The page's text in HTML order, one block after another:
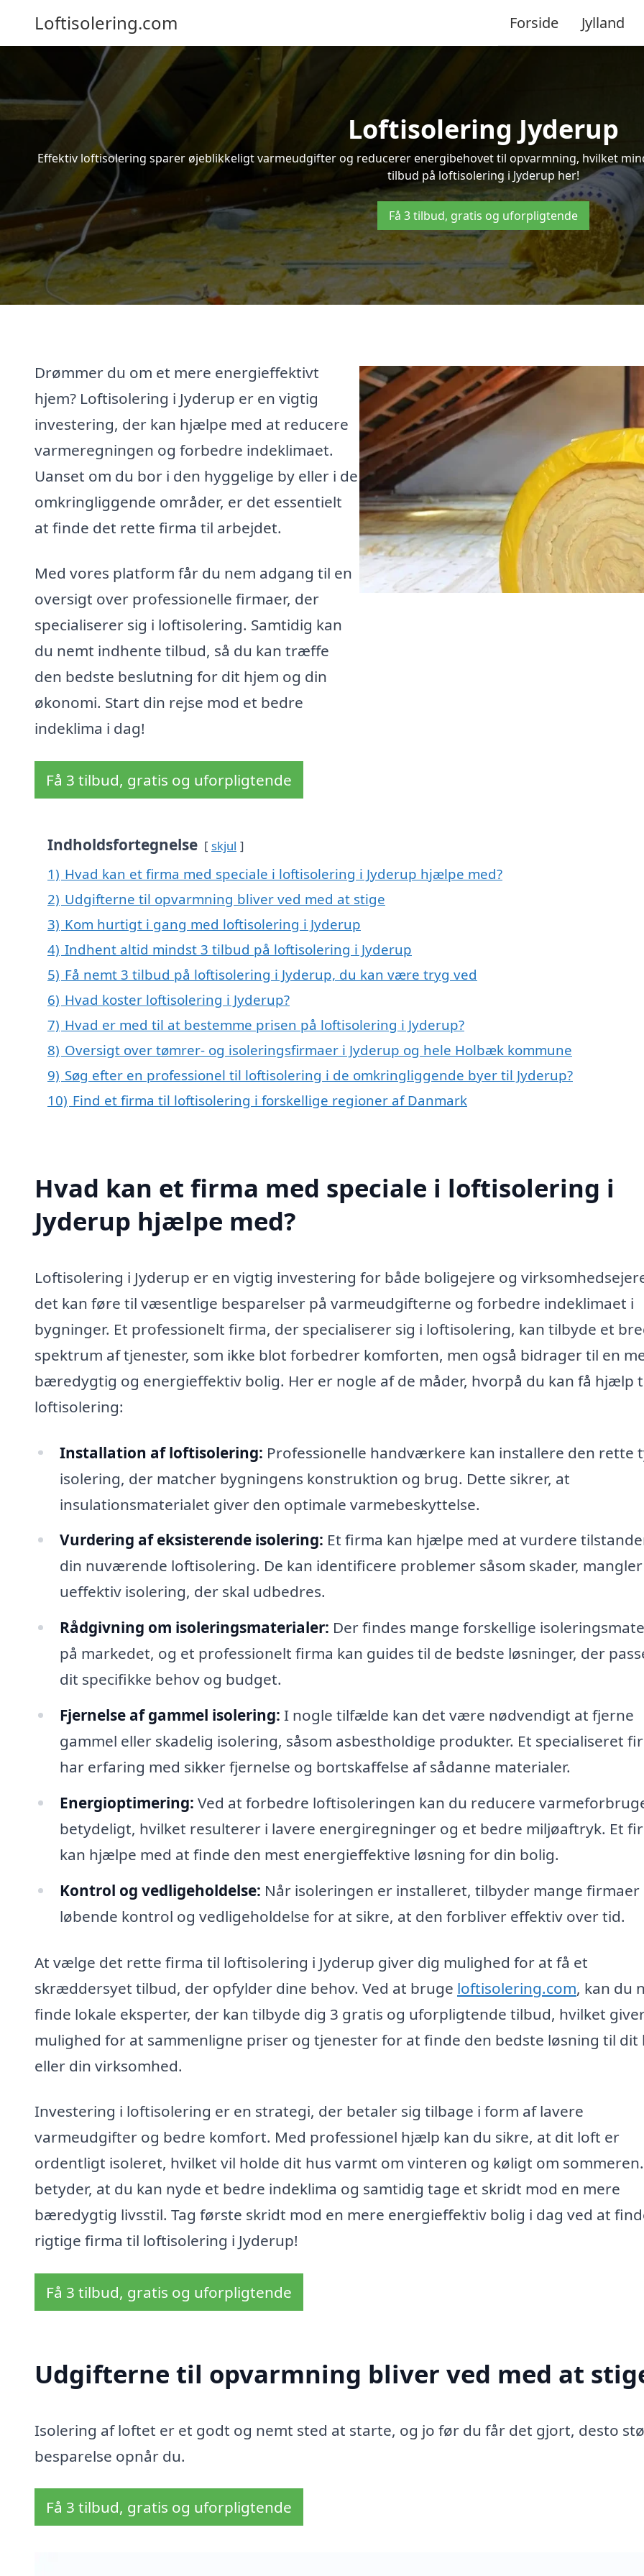
Loftisolering.com Forside Jylland
Loftisolering Jyderup
Effektiv loftisolering sparer øjeblikkeligt varmeudgifter og reducerer energibehovet til opvarmning, hvilket
tilbud på loftisolering i Jyderup her!
Få 3 tilbud, gratis og uforpligtende
Drømmer du om et mere energieffektivt
hjem? Loftisolering i Jyderup er en vigtig
investering, der kan hjælpe med at reducere
varmeregningen og forbedre indeklimaet.
Uanset om du bor i den hyggelige by eller i de
omkringliggende områder, er det essentielt
at finde det rette firma til arbejdet.
Med vores platform får du nem adgang til en
oversigt over professionelle firmaer, der
specialiserer sig i loftisolering. Samtidig kan
du nemt indhente tilbud, så du kan træffe
den bedste beslutning for dit hjem og din
økonomi. Start din rejse mod et bedre
indeklima i dag!
Få 3 tilbud, gratis og uforpligtende
Indholdsfortegnelse skjul
1) Hvad kan et firma med speciale i loftisolering i Jyderup hjælpe med?
2) Udgifterne til opvarmning bliver ved med at stige
3) Kom hurtigt i gang med loftisolering i Jyderup
4) Indhent altid mindst 3 tilbud på loftisolering i Jyderup
5) Få nemt 3 tilbud på loftisolering i Jyderup, du kan være tryg ved
6) Hvad koster loftisolering i Jyderup?
7) Hvad er med til at bestemme prisen på loftisolering i Jyderup?
8) Oversigt over tømrer- og isoleringsfirmaer i Jyderup og hele Holbæk kommune
9) Søg efter en professionel til loftisolering i de omkringliggende byer til Jyderup?
10) Find et firma til loftisolering i forskellige regioner af Danmark
Hvad kan et firma med speciale i loftisolering i
Jyderup hjælpe med?
Loftisolering i Jyderup er en vigtig investering for både boligejere og
det kan føre til væsentlige besparelser på varmeudgifterne og forbedre indeklimaet i
bygninger. Et professionelt firma, der specialiserer sig i loftisolering, kan tilbyde et
spektrum af tjenester, som ikke blot forbedrer komforten, men også bidrager til en
bæredygtig og energieffektiv bolig. Her er nogle af de måder, hvorpå du kan få hjælp
loftisolering:
Installation af loftisolering: Professionelle handværkere kan installere den rette
isolering, der matcher bygningens konstruktion og brug. Dette sikrer, at
insulationsmaterialet giver den optimale varmebeskyttelse.
Vurdering af eksisterende isolering: Et firma kan hjælpe med at vurdere
din nuværende loftisolering. De kan identificere problemer såsom skader,
ueffektiv isolering, der skal udbedres.
Rådgivning om isoleringsmaterialer: Der findes mange forskellige
på markedet, og et professionelt firma kan guides til de bedste løsninger, der
dit specifikke behov og budget.
Fjernelse af gammel isolering: I nogle tilfælde kan det være nødvendigt at fjerne
gammel eller skadelig isolering, såsom asbestholdige produkter. Et specialiseret
har erfaring med sikker fjernelse og bortskaffelse af sådanne materialer.
Energioptimering: Ved at forbedre loftisoleringen kan du reducere
betydeligt, hvilket resulterer i lavere energiregninger og et bedre miljøaftryk. Et
kan hjælpe med at finde den mest energieffektive løsning for din bolig.
Kontrol og vedligeholdelse: Når isoleringen er installeret, tilbyder mange firmaer
løbende kontrol og vedligeholdelse for at sikre, at den forbliver effektiv over tid.
At vælge det rette firma til loftisolering i Jyderup giver dig mulighed for at få et
skræddersyet tilbud, der opfylder dine behov. Ved at bruge loftisolering.com, kan du
finde lokale eksperter, der kan tilbyde dig 3 gratis og uforpligtende tilbud, hvilket
mulighed for at sammenligne priser og tjenester for at finde den bedste løsning til dit
eller din virksomhed.
Investering i loftisolering er en strategi, der betaler sig tilbage i form af lavere
varmeudgifter og bedre komfort. Med professionel hjælp kan du sikre, at dit loft er
ordentligt isoleret, hvilket vil holde dit hus varmt om vinteren og køligt om
betyder, at du kan nyde et bedre indeklima og samtidig tage et skridt mod en mere
bæredygtig livsstil. Tag første skridt mod en mere energieffektiv bolig i dag ved at
rigtige firma til loftisolering i Jyderup!
Få 3 tilbud, gratis og uforpligtende
Udgifterne til opvarmning bliver ved med at
Isolering af loftet er et godt og nemt sted at starte, og jo før du får det gjort, desto
besparelse opnår du.
Få 3 tilbud, gratis og uforpligtende